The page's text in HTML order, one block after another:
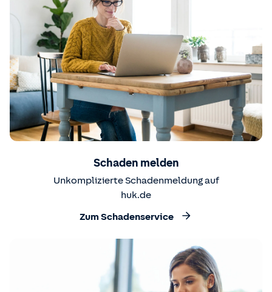
Schaden melden
Unkomplizierte Schadenmeldung auf
huk.de
Zum Schadenservice